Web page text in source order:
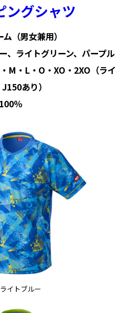
ングシャツ
（男女兼用）
、ライトグリーン、パープル
M・L・O・XO・2XO（ライ
あり）
％
ライトブルー